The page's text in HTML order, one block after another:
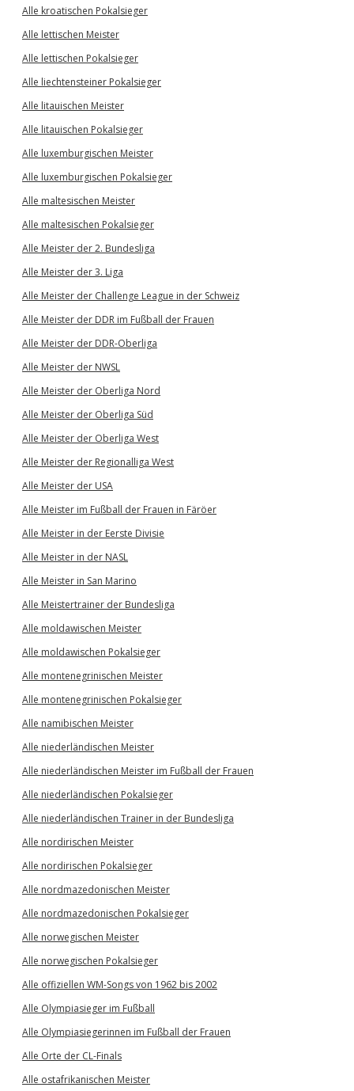
Alle kroatischen Pokalsieger
Alle lettischen Meister
Alle lettischen Pokalsieger
Alle liechtensteiner Pokalsieger
Alle litauischen Meister
Alle litauischen Pokalsieger
Alle luxemburgischen Meister
Alle luxemburgischen Pokalsieger
Alle maltesischen Meister
Alle maltesischen Pokalsieger
Alle Meister der 2. Bundesliga
Alle Meister der 3. Liga
Alle Meister der Challenge League in der Schweiz
Alle Meister der DDR im Fußball der Frauen
Alle Meister der DDR-Oberliga
Alle Meister der NWSL
Alle Meister der Oberliga Nord
Alle Meister der Oberliga Süd
Alle Meister der Oberliga West
Alle Meister der Regionalliga West
Alle Meister der USA
Alle Meister im Fußball der Frauen in Färöer
Alle Meister in der Eerste Divisie
Alle Meister in der NASL
Alle Meister in San Marino
Alle Meistertrainer der Bundesliga
Alle moldawischen Meister
Alle moldawischen Pokalsieger
Alle montenegrinischen Meister
Alle montenegrinischen Pokalsieger
Alle namibischen Meister
Alle niederländischen Meister
Alle niederländischen Meister im Fußball der Frauen
Alle niederländischen Pokalsieger
Alle niederländischen Trainer in der Bundesliga
Alle nordirischen Meister
Alle nordirischen Pokalsieger
Alle nordmazedonischen Meister
Alle nordmazedonischen Pokalsieger
Alle norwegischen Meister
Alle norwegischen Pokalsieger
Alle offiziellen WM-Songs von 1962 bis 2002
Alle Olympiasieger im Fußball
Alle Olympiasiegerinnen im Fußball der Frauen
Alle Orte der CL-Finals
Alle ostafrikanischen Meister